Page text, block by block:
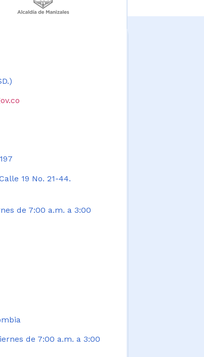
19 No. 21-44.
de 7:00 a.m. a 3:00
de 7:00 a.m. a 3:00